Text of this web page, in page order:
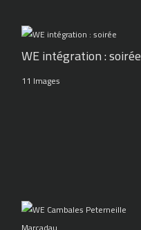
WE intégration : soirée
11 Images